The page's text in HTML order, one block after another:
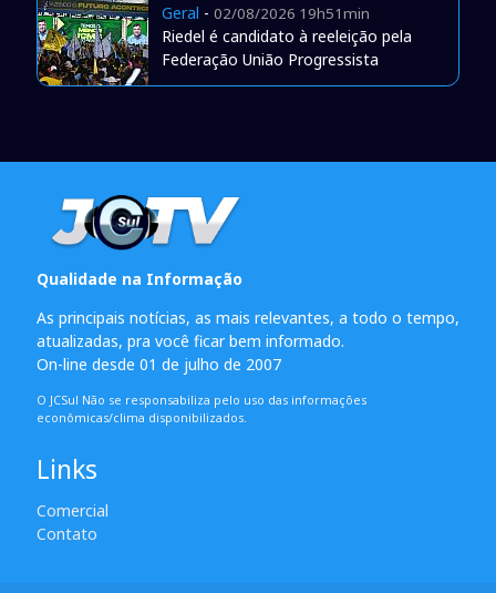
Geral - 02/08/2026 19h51min
Riedel é candidato à reeleição pela
Federação União Progressista
Qualidade na Informação
As principais notícias, as mais relevantes, a todo o tempo,
atualizadas, pra você ficar bem informado.
On-line desde 01 de julho de 2007
O JCSul Não se responsabiliza pelo uso das informações
econômicas/clima disponibilizados.
Links
Comercial
Contato